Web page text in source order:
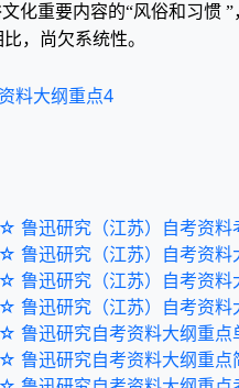
化重要内容的“风俗和习惯
，尚欠系统性。
料大纲重点4
☆ 鲁迅研究（江苏）自考资料
☆ 鲁迅研究（江苏）自考资料
☆ 鲁迅研究（江苏）自考资料
☆ 鲁迅研究（江苏）自考资料
☆ 鲁迅研究自考资料大纲重点
☆ 鲁迅研究自考资料大纲重点